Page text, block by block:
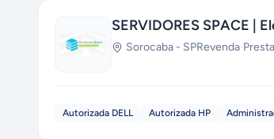
SERVIDORES SPACE |
Sorocaba - SPRevenda·
Autorizada DELL Autorizada HP